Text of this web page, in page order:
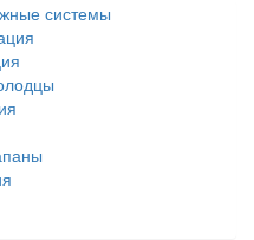
системы